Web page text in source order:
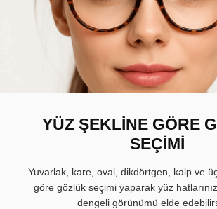
YÜZ ŞEKLİNE GÖRE
SEÇİMİ
Yuvarlak, kare, oval, dikdörtgen, kalp ve
göre gözlük seçimi yaparak yüz
dengeli görünümü elde